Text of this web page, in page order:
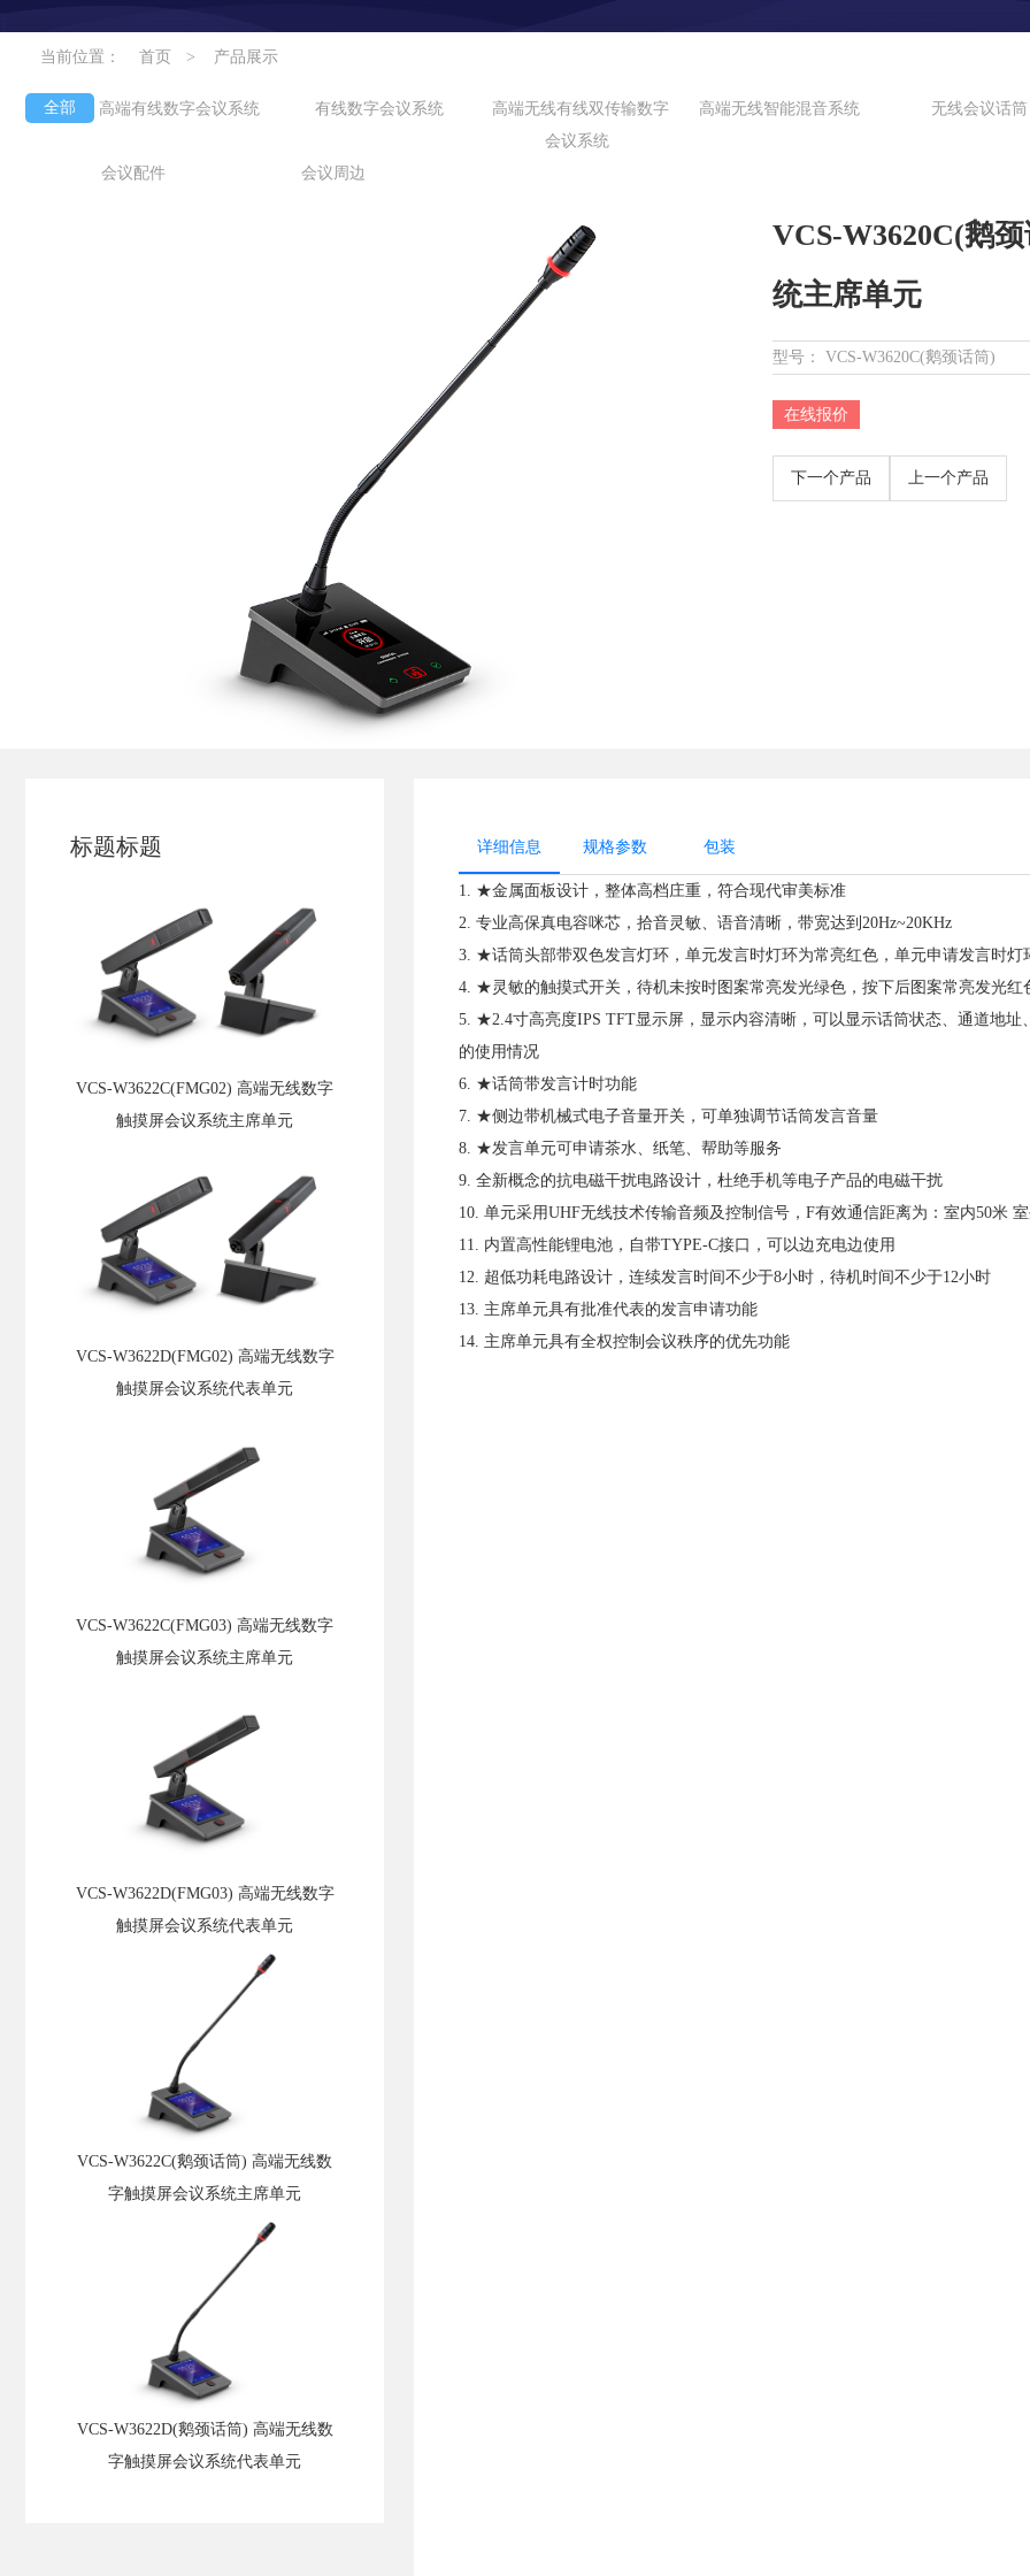
当前位置： 首页 > 产品展示
全部 高端有线数字会议系统 有线数字会议系统
高端无线有线双传输数字
会议系统
高端无线智能混音系统 无线会议话筒
会议配件 会议周边
VCS-W3620C(鹅
统主席单元
型号： VCS-W3620C(鹅颈话筒)
在线报价
下一个产品 上一个产品
标题标题
VCS-W3622C(FMG02) 高端无线数字
触摸屏会议系统主席单元
VCS-W3622D(FMG02) 高端无线数字
触摸屏会议系统代表单元
VCS-W3622C(FMG03) 高端无线数字
触摸屏会议系统主席单元
VCS-W3622D(FMG03) 高端无线数字
触摸屏会议系统代表单元
VCS-W3622C(鹅颈话筒) 高端无线数
字触摸屏会议系统主席单元
VCS-W3622D(鹅颈话筒) 高端无线数
字触摸屏会议系统代表单元
详细信息 规格参数 包装
1. ★金属面板设计，整体高档庄重，符合现代审美标准
2. 专业高保真电容咪芯，拾音灵敏、语音清晰，带宽达到20Hz~20KHz
3. ★话筒头部带双色发言灯环，单元发言时灯环为常亮红色，单元申请发言时灯
4. ★灵敏的触摸式开关，待机未按时图案常亮发光绿色，按下后图案常亮发光红
5. ★2.4寸高亮度IPS TFT显示屏，显示内容清晰，可以显示话筒状态、通道地
的使用情况
6. ★话筒带发言计时功能
7. ★侧边带机械式电子音量开关，可单独调节话筒发言音量
8. ★发言单元可申请茶水、纸笔、帮助等服务
9. 全新概念的抗电磁干扰电路设计，杜绝手机等电子产品的电磁干扰
10. 单元采用UHF无线技术传输音频及控制信号，F有效通信距离为：室内50米
11. 内置高性能锂电池，自带TYPE-C接口，可以边充电边使用
12. 超低功耗电路设计，连续发言时间不少于8小时，待机时间不少于12小时
13. 主席单元具有批准代表的发言申请功能
14. 主席单元具有全权控制会议秩序的优先功能